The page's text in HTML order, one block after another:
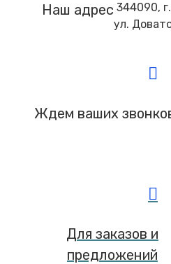
Наш адрес 344090,
ул.
Ждем ваших
Для заказов и
предложений